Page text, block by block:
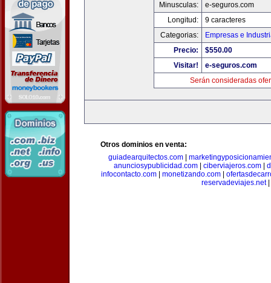
Minusculas:
e-seguros.com
Longitud:
9 caracteres
Categorias:
Empresas e
Precio:
$550.00
Visitar!
e-seguros.com
Serán consideradas
Otros dominios en venta:
guiadearquitectos.com
anunciosypublicidad.com| ciberviajeros.com|
infocontacto.com
monetizando.com
reservadeviajes.net|